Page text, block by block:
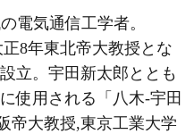
電気通信工学者。
8年東北帝大教授とな
立。宇田新太郎ととも
使用される「八木-宇田
帝大教授,東京工業大学